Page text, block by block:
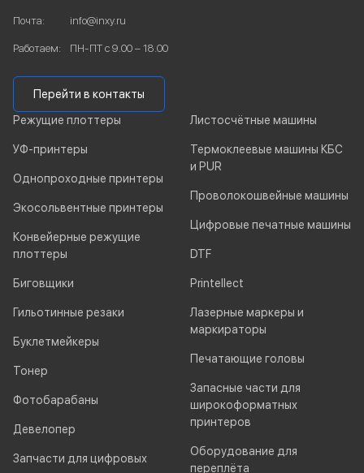
Режущие плоттеры
УФ-принтеры
Однопроходные принтеры
Экосольвентные принтеры
Конвейерные режущие
плоттеры
Биговщики
Гильотинные резаки
Буклетмейкеры
Тонер
Фотобарабаны
Девелопер
Запчасти для цифровых
Листосчётные машины
Термоклеевые машины КБС
и PUR
Проволокошвейные машины
Цифровые печатные машины
DTF
Printellect
Лазерные маркеры и
маркираторы
Печатающие головы
Запасные части для
широкоформатных
принтеров
Оборудование для
переплёта
Почта: info@inxy.ru
Работаем: ПН-ПТ с 9.00 – 18.00
Перейти в контакты